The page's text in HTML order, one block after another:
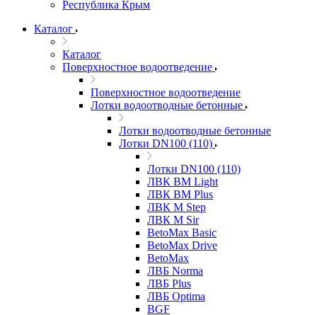
Республика Крым
Каталог
Каталог
Поверхностное водоотведение
Поверхностное водоотведение
Лотки водоотводные бетонные
Лотки водоотводные бетонные
Лотки DN100 (110)
Лотки DN100 (110)
ЛВК ВМ Light
ЛВК ВМ Plus
ЛВК М Step
ЛВК М Sir
BetoMax Basic
BetoMax Drive
BetoMax
ЛВБ Norma
ЛВБ Plus
ЛВБ Optima
BGF